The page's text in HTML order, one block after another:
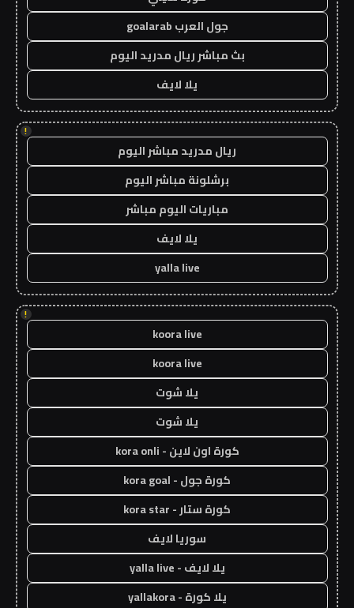
جول العرب goalarab
بث مباشر ريال مدريد اليوم
يلا لايف
!
ريال مدريد مباشر اليوم
برشلونة مباشر اليوم
مباريات اليوم مباشر
يلا لايف
yalla live
!
koora live
koora live
يلا شوت
يلا شوت
كورة اون لاين - kora onli
كورة جول - kora goal
كورة ستار - kora star
سوريا لايف
يلا لايف - yalla live
يلا كورة - yallakora